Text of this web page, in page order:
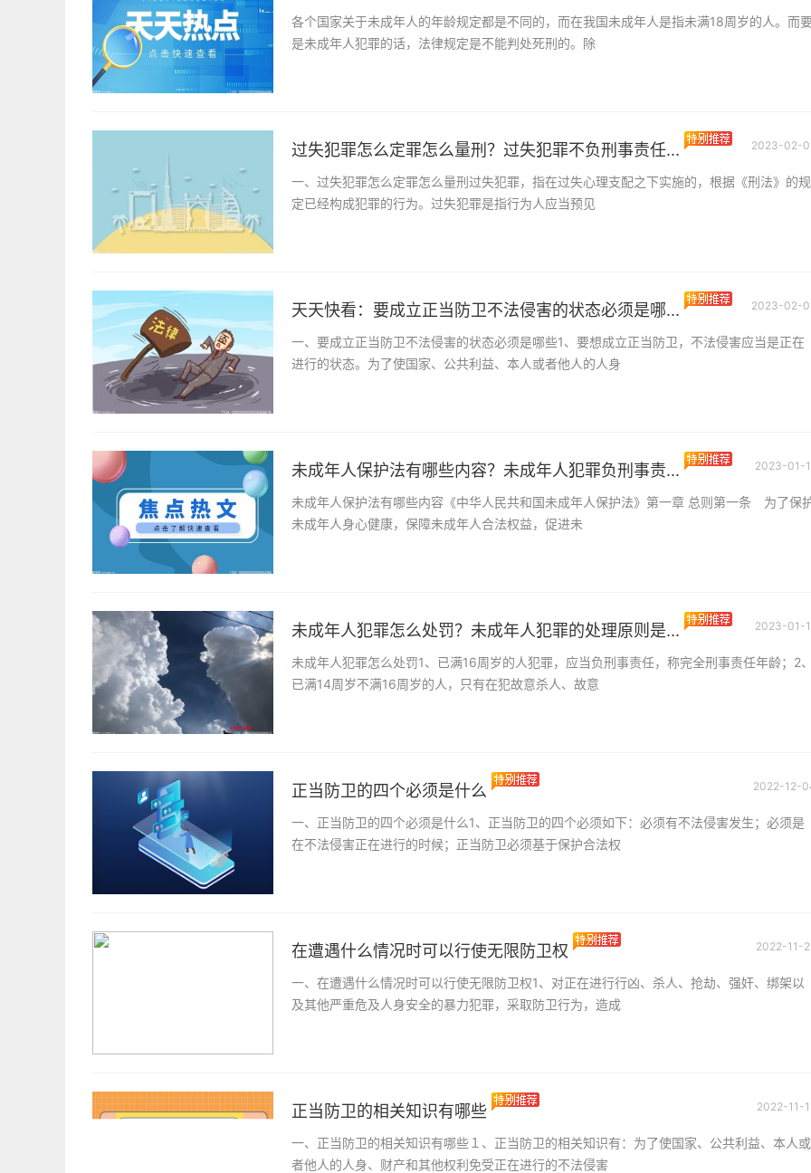
各个国家关于未成年人的年龄规定都是不同的，而在我国未成年人是指未满18周岁的人。而
是未成年人犯罪的话，法律规定是不能判处死刑的。除
过失犯罪怎么定罪怎么量刑？过失犯罪不负刑事责任... 2023-02-
一、过失犯罪怎么定罪怎么量刑过失犯罪，指在过失心理支配之下实施的，根据《刑法》的规
定已经构成犯罪的行为。过失犯罪是指行为人应当预见
天天快看：要成立正当防卫不法侵害的状态必须是哪... 2023-02-
一、要成立正当防卫不法侵害的状态必须是哪些1、要想成立正当防卫，不法侵害应当是正在
进行的状态。为了使国家、公共利益、本人或者他人的人身
未成年人保护法有哪些内容？未成年人犯罪负刑事责... 2023-01-
未成年人保护法有哪些内容《中华人民共和国未成年人保护法》第一章 总则第一条 为了保
未成年人身心健康，保障未成年人合法权益，促进未
未成年人犯罪怎么处罚？未成年人犯罪的处理原则是... 2023-01-
未成年人犯罪怎么处罚1、已满16周岁的人犯罪，应当负刑事责任，称完全刑事责任年龄；2
已满14周岁不满16周岁的人，只有在犯故意杀人、故意
正当防卫的四个必须是什么 2022-12-
一、正当防卫的四个必须是什么1、正当防卫的四个必须如下：必须有不法侵害发生；必须是
在不法侵害正在进行的时候；正当防卫必须基于保护合法权
在遭遇什么情况时可以行使无限防卫权 2022-11-
一、在遭遇什么情况时可以行使无限防卫权1、对正在进行行凶、杀人、抢劫、强奸、绑架以
及其他严重危及人身安全的暴力犯罪，采取防卫行为，造成
正当防卫的相关知识有哪些 2022-11-
一、正当防卫的相关知识有哪些１、正当防卫的相关知识有：为了使国家、公共利益、本人或
者他人的人身、财产和其他权利免受正在进行的不法侵害